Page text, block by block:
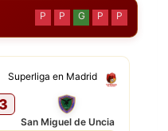
P P G P P
Superliga en Madrid
San Miguel de Uncia